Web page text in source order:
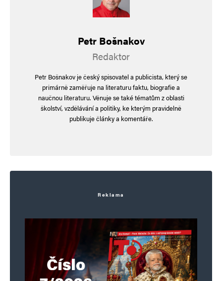
Uložit do prohlížeče jméno, e-mail a webovou stránku pro budoucí
Informujte mě o nových příspěvcích e-mailem.
Petr Bošnakov
Redaktor
Petr Bošnakov je český spisovatel a publicista, který se
primárně zaměřuje na literaturu faktu, biografie a
naučnou literaturu. Věnuje se také tématům z oblasti
školství, vzdělávání a politiky, ke kterým pravidelně
publikuje články a komentáře.
Reklama